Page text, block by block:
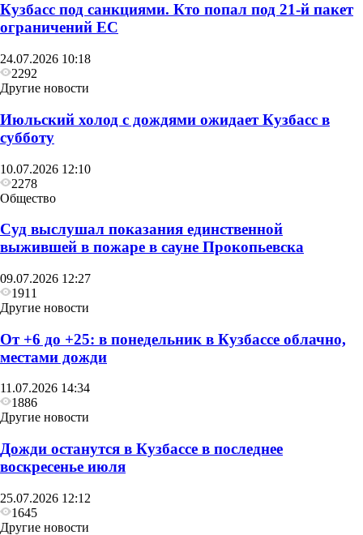
Кузбасс под санкциями. Кто попал под 21‑й пакет
ограничений ЕС
24.07.2026 10:18
2292
Другие новости
Июльский холод с дождями ожидает Кузбасс в
субботу
10.07.2026 12:10
2278
Общество
Суд выслушал показания единственной
выжившей в пожаре в сауне Прокопьевска
09.07.2026 12:27
1911
Другие новости
От +6 до +25: в понедельник в Кузбассе облачно,
местами дожди
11.07.2026 14:34
1886
Другие новости
Дожди останутся в Кузбассе в последнее
воскресенье июля
25.07.2026 12:12
1645
Другие новости